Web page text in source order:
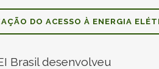
DO ACESSO À ENERGIA
Brasil desenvolveu